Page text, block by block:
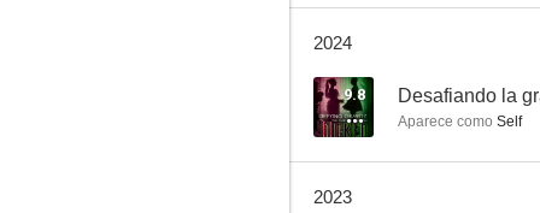
2024
9.8
Aparece como Self
2023